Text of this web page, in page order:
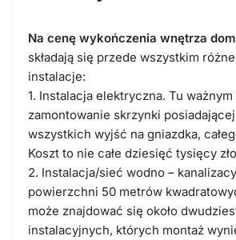
Na cenę wykończenia wnętrza
składają się przede wszystkim
instalacje:
1. Instalacja elektryczna. Tu
zamontowanie skrzynki
wszystkich wyjść na gniazdka,
Koszt to nie całe dziesięć tysięcy
2. Instalacja/sieć wodno –
powierzchni 50 metrów
może znajdować się około
instalacyjnych, których montaż